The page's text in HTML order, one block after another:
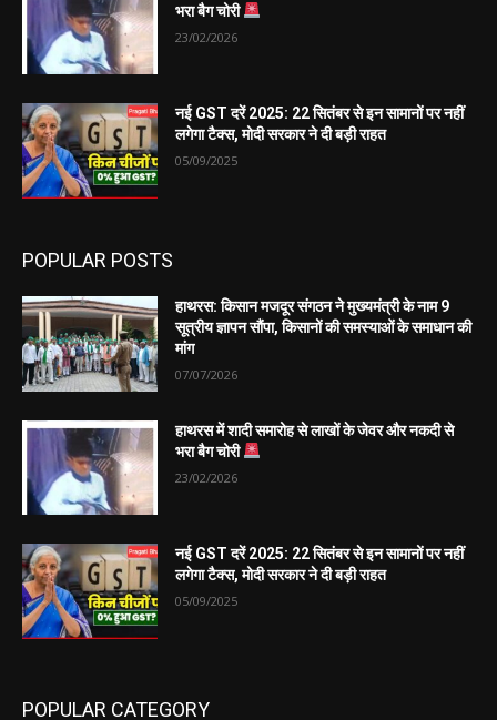
भरा बैग चोरी
23/02/2026
नई GST दरें 2025: 22 सितंबर से इन सामानों पर नहीं
लगेगा टैक्स, मोदी सरकार ने दी बड़ी राहत
05/09/2025
POPULAR POSTS
हाथरस: किसान मजदूर संगठन ने मुख्यमंत्री के नाम 9
सूत्रीय ज्ञापन सौंपा, किसानों की समस्याओं के समाधान की
मांग
07/07/2026
हाथरस में शादी समारोह से लाखों के जेवर और नकदी से
भरा बैग चोरी
23/02/2026
नई GST दरें 2025: 22 सितंबर से इन सामानों पर नहीं
लगेगा टैक्स, मोदी सरकार ने दी बड़ी राहत
05/09/2025
POPULAR CATEGORY